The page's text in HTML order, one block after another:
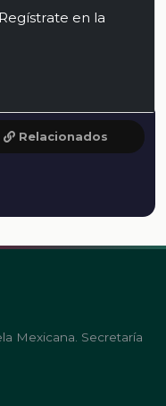
en la
Relacionados
Mexicana. Secretaría